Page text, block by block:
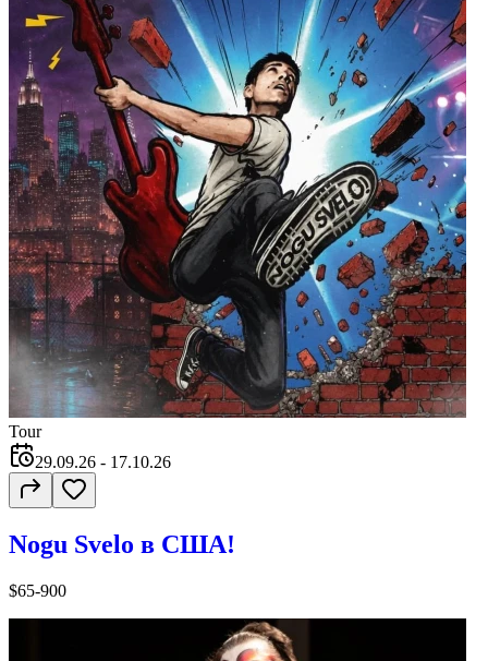
Tour
29.09.26 - 17.10.26
Nogu Svelo в США!
$65-900